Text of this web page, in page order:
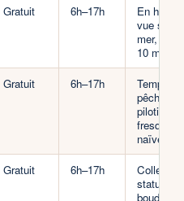
Gratuit 6h–17h
En
vue sur la
mer,
10 min
Gratuit 6h–17h
Temple
pêcheurs
pilotis,
fresques
naïves
Gratuit 6h–17h
statues